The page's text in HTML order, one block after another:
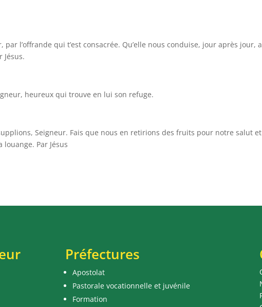
l’offrande qui t’est consacrée. Qu’elle nous conduise, jour après jour,
Jésus.
heureux qui trouve en lui son refuge.
Seigneur. Fais que nous en retirions des fruits pour notre salut
Par Jésus
Préfectures
Apostolat
Pastorale vocationnelle et juvénile
Formation